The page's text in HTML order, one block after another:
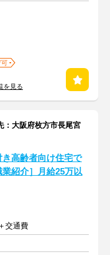
可
を見る
大阪府枚方市長尾宮
き高齢者向け住宅で
紹介］月給25万以
交通費